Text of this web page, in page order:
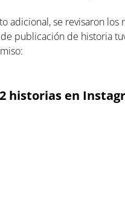
adicional, se revisaron los
publicación de historia
historias en